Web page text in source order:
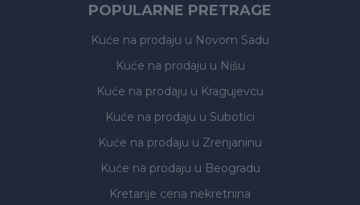
POPULARNE PRETRAGE
Kuće na prodaju u Novom Sadu
Kuće na prodaju u Nišu
Kuće na prodaju u Kragujevcu
Kuće na prodaju u Subotici
Kuće na prodaju u Zrenjaninu
Kuće na prodaju u Beogradu
Kretanje cena nekretnina